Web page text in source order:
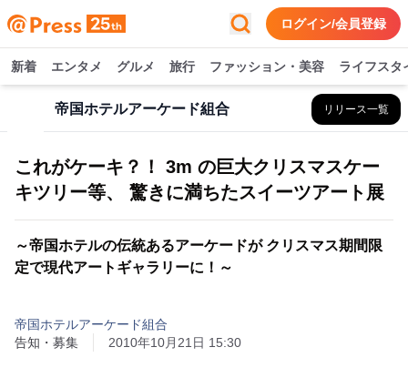
ログイン/会員登録
新着 エンタメ グルメ 旅行 ファッション・美容 ライフスタ
帝国ホテルアーケード組合 リリース一覧
これがケーキ？！ 3m の巨大クリスマスケー
キツリー等、 驚きに満ちたスイーツアート展
～帝国ホテルの伝統あるアーケードが クリスマス期間限
定で現代アートギャラリーに！～
帝国ホテルアーケード組合
告知・募集
2010年10月21日 15:30